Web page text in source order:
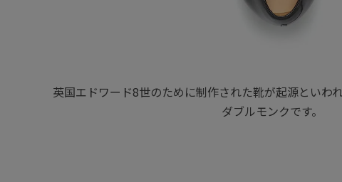
英国エドワード8世のために制作された靴が起源といわ
ダブルモンクです。